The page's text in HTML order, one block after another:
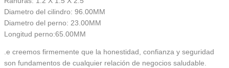
Diametro del cilindro: 96.00MM
Diametro del perno: 23.00MM
Longitud perno:65.00MM
.e creemos firmemente que la honestidad, confianza y seguridad
son fundamentos de cualquier relación de negocios saludable.